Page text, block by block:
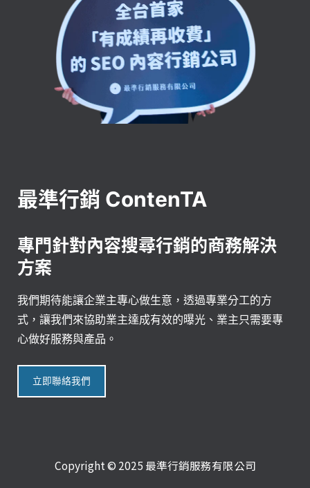
最準行銷 ContenTA
專門針對內容搜尋行銷的商務解決
方案
我們期待能讓企業主專心做生意，透過專業分工的方
式，讓我們來協助業主達成有效的曝光、業主只需要專
心做好服務與產品。
立即聯絡我們
Copyright © 2025 最準行銷服務有限公司